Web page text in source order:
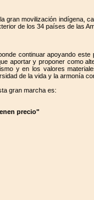
gran movilización indígena,
de los 34 países de las
continuar apoyando
aportar y proponer como
y en los valores
de la vida y la armonía
gran marcha es:
precio"